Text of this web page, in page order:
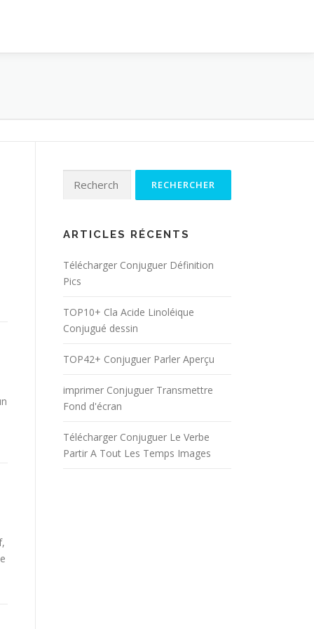
Rechercher :
ARTICLES RÉCENTS
Télécharger Conjuguer Définition
Pics
TOP10+ Cla Acide Linoléique
Conjugué dessin
TOP42+ Conjuguer Parler Aperçu
imprimer Conjuguer Transmettre
Fond d'écran
Télécharger Conjuguer Le Verbe
Partir A Tout Les Temps Images